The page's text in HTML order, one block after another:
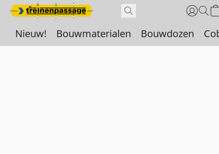
Nieuw! Bouwmaterialen Bouwdozen